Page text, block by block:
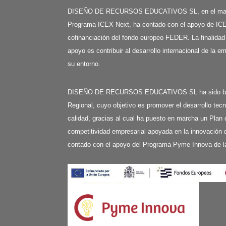
DISEÑO DE RECURSOS EDUCATIVOS SL, en el
Programa ICEX Next, ha contado con el apoyo de
cofinanciación del fondo europeo FEDER. La
apoyo es contribuir al desarrollo internacional de la
su entorno.
DISEÑO DE RECURSOS EDUCATIVOS SL ha sido
Regional, cuyo objetivo es promover el desarrollo
calidad, gracias al cual ha puesto en marcha un
competitividad empresarial apoyada en la
contado con el apoyo del Programa Pyme Innova de